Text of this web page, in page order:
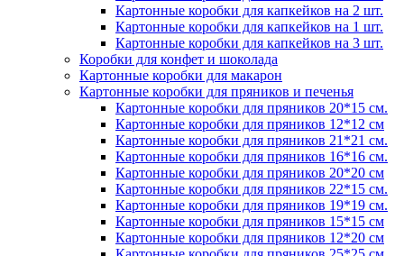
Картонные коробки для капкейков на 2 шт.
Картонные коробки для капкейков на 1 шт.
Картонные коробки для капкейков на 3 шт.
Коробки для конфет и шоколада
Картонные коробки для макарон
Картонные коробки для пряников и печенья
Картонные коробки для пряников 20*15 см.
Картонные коробки для пряников 12*12 см
Картонные коробки для пряников 21*21 см.
Картонные коробки для пряников 16*16 см.
Картонные коробки для пряников 20*20 см
Картонные коробки для пряников 22*15 см.
Картонные коробки для пряников 19*19 см.
Картонные коробки для пряников 15*15 см
Картонные коробки для пряников 12*20 см